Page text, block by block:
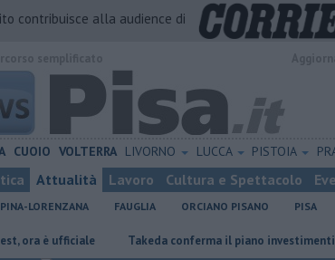
contribuisce alla audience di
CUOIO VOLTERRA LIVORNO LUCCA PISTOIA
Attualità Lavoro Cultura e Spettacolo
LORENZANA FAUGLIA ORCIANO PISANO PISA
ufficiale Takeda conferma il piano investimenti su Pisa